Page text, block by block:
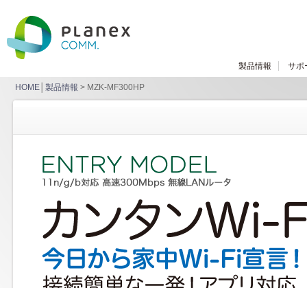
製品情報 サポ
HOME 製品情報 > MZK-MF300HP